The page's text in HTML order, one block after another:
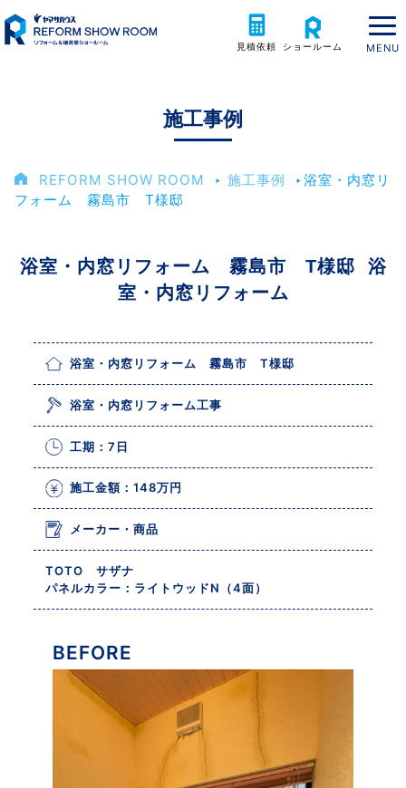
見積依頼 ショールーム
施工事例
REFORM SHOW ROOM ‣ 施工事例 ‣浴室・内窓リ
フォーム 霧島市 T様邸
浴室・内窓リフォーム 霧島市 T様邸 浴
室・内窓リフォーム
浴室・内窓リフォーム 霧島市 T様邸
浴室・内窓リフォーム工事
工期：7日
施工金額：148万円
メーカー・商品
TOTO サザナ
パネルカラー：ライトウッドN（4面）
BEFORE